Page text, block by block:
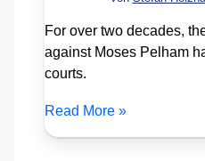
For over two decades,
against Moses Pelham
courts.
Read More »